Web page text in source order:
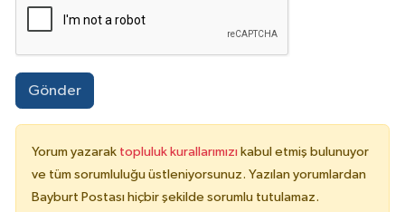
Gönder
Yorum yazarak topluluk kurallarımızı kabul etmiş bulunuyor
ve tüm sorumluluğu üstleniyorsunuz. Yazılan yorumlardan
Bayburt Postası hiçbir şekilde sorumlu tutulamaz.